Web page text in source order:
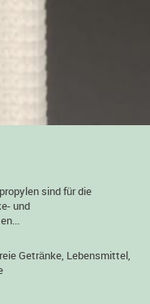
sind für die
und
Getränke, Lebensmittel,